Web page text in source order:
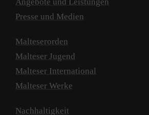
Presse und Medien
Malteserorden
Malteser Jugend
Malteser International
Malteser Werke
Nachhaltigkeit